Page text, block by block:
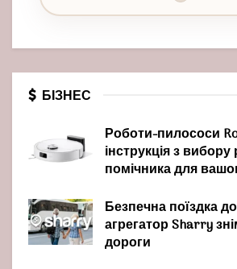
БІЗНЕС
Роботи-пилососи
інструкція з
помічника для
Безпечна поїздка
агрегатор Sharry
дороги